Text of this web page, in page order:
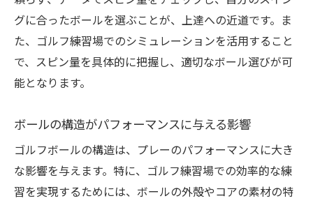
グに合ったボールを選ぶことが、上達への近道です。ま
た、ゴルフ練習場でのシミュレーションを活用すること
で、スピン量を具体的に把握し、適切なボール選びが可
能となります。
ボールの構造がパフォーマンスに与える影響
ゴルフボールの構造は、プレーのパフォーマンスに大き
な影響を与えます。特に、ゴルフ練習場での効率的な練
習を実現するためには、ボールの外殻やコアの素材の特